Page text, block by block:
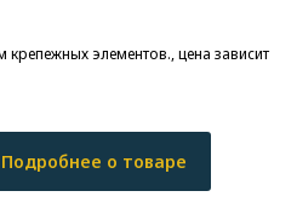
крепежных элементов., цена зависит
Подробнее о товаре